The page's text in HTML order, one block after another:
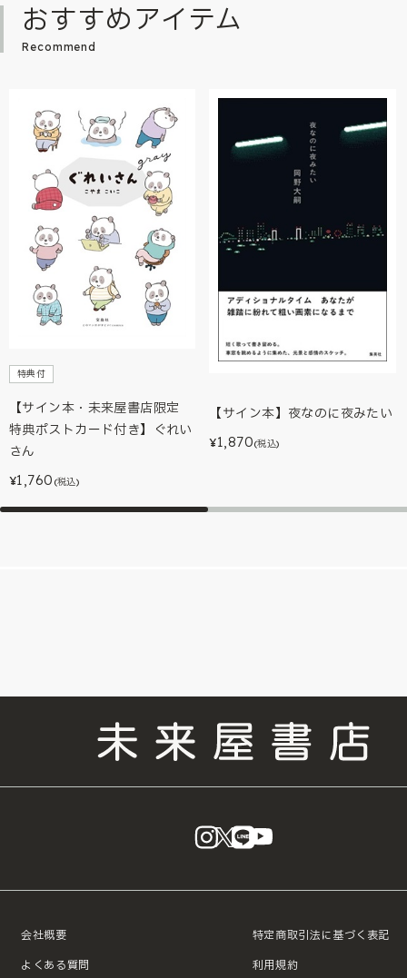
おすすめアイテム
Recommend
特典付
【サイン本・未来屋書店限定
特典ポストカード付き】ぐれい
さん
¥1,760 (税込)
【サイン本】夜なのに夜みたい
¥1,870(税込)
instagram
X LINE
会社概要
よくある質問
特定商取引法に基づく表記
利用規約